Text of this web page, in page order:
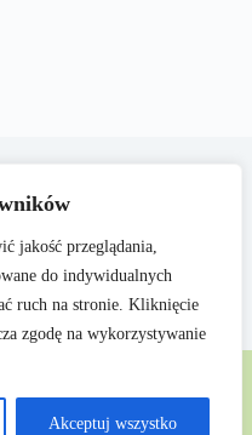
jakość przeglądania,
do indywidualnych
ruch na stronie. Kliknięcie
zgodę na wykorzystywanie
Akceptuj wszystko
jak edukacja,
i inspirujących
osobisty i zawodowy.
i dostępne
w danym